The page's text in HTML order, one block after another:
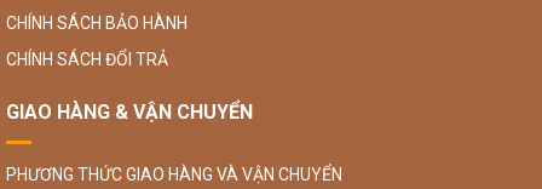
CHÍNH SÁCH BẢO HÀNH
CHÍNH SÁCH ĐỔI TRẢ
GIAO HÀNG & VẬN CHUYỂN
PHƯƠNG THỨC GIAO HÀNG VÀ VẬN CHUYỂN